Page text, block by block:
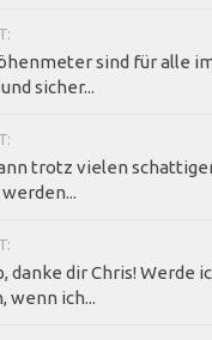
sind für alle
sicher...
trotz vielen
danke dir Chris! Werde
wenn ich...